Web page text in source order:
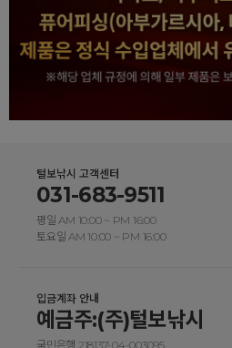
털보낚시 고객센터
031-683-9511
평일 AM 10:00 ~ PM 16:00
토요일 AM 10:00 ~ PM 16:00
입금계좌 안내
예금주:(주)털보낚시
국민은행 218137-04-003095